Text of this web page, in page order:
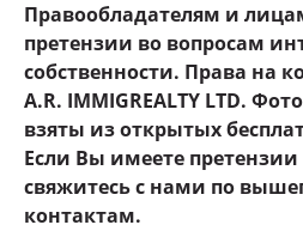
Правообладателям и
претензии во вопросам
собственности. Права на
A.R. IMMIGREALTY LTD.
взяты из открытых
Если Вы имеете
свяжитесь с нами по
контактам.